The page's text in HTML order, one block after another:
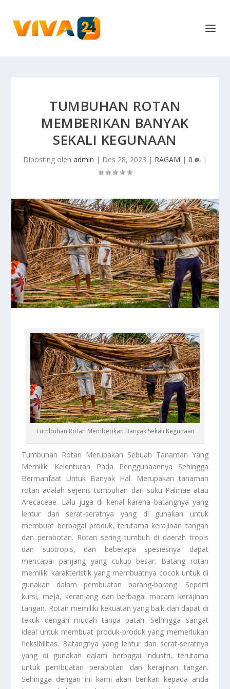
TUMBUHAN ROTAN
MEMBERIKAN BANYAK
SEKALI KEGUNAAN
Diposting oleh admin | Des 28, 2023 | RAGAM | 0 |
Tumbuhan Rotan Memberikan Banyak Sekali Kegunaan
Tumbuhan Rotan Merupakan Sebuah Tanaman Yang
Memiliki Kelenturan Pada Penggunaannya Sehingga
Bermanfaat Untuk Banyak Hal. Merupakan tanaman
rotan adalah sejenis tumbuhan dari suku Palmae atau
Arecaceae. Lalu juga di kenal karena batangnya yang
lentur dan serat-seratnya yang di gunakan untuk
membuat berbagai produk, terutama kerajinan tangan
dan perabotan. Rotan sering tumbuh di daerah tropis
dan subtropis, dan beberapa spesiesnya dapat
mencapai panjang yang cukup besar. Batang rotan
memiliki karakteristik yang membuatnya cocok untuk di
gunakan dalam pembuatan barang-barang. Seperti
kursi, meja, keranjang dan berbagai macam kerajinan
tangan. Rotan memiliki kekuatan yang baik dan dapat di
tekuk dengan mudah tanpa patah. Sehingga sangat
ideal untuk membuat produk-produk yang memerlukan
fleksibilitas. Batangnya yang lentur dan serat-seratnya
yang di gunakan dalam berbagai industri, terutama
untuk pembuatan perabotan dan kerajinan tangan.
Sehingga dengan ini kami akan berikan kepada anda